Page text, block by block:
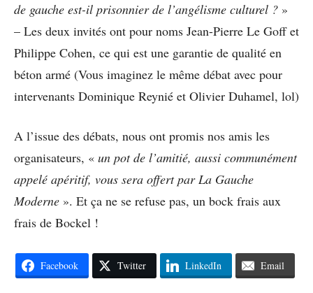
de gauche est-il prisonnier de l’angélisme culturel ? »
– Les deux invités ont pour noms Jean-Pierre Le Goff et
Philippe Cohen, ce qui est une garantie de qualité en
béton armé (Vous imaginez le même débat avec pour
intervenants Dominique Reynié et Olivier Duhamel, lol)
A l’issue des débats, nous ont promis nos amis les
organisateurs, « un pot de l’amitié, aussi communément
appelé apéritif, vous sera offert par La Gauche
Moderne ». Et ça ne se refuse pas, un bock frais aux
frais de Bockel !
Facebook Twitter LinkedIn Email